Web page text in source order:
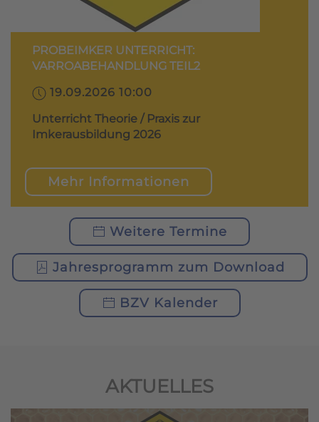
PROBEIMKER UNTERRICHT:
VARROABEHANDLUNG TEIL2
19.09.2026 10:00
Unterricht Theorie / Praxis zur
Imkerausbildung 2026
Mehr Informationen
Weitere Termine
Jahresprogramm zum Download
BZV Kalender
AKTUELLES